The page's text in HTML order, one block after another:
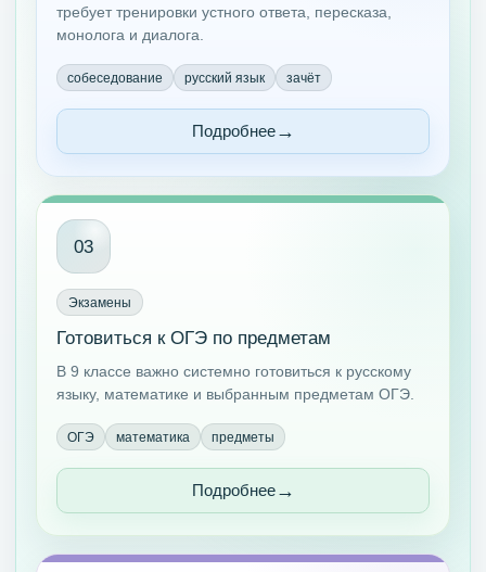
требует тренировки устного ответа, пересказа,
монолога и диалога.
собеседование русский язык зачёт
Подробнее
03
Экзамены
Готовиться к ОГЭ по предметам
В 9 классе важно системно готовиться к русскому
языку, математике и выбранным предметам ОГЭ.
ОГЭ математика предметы
Подробнее